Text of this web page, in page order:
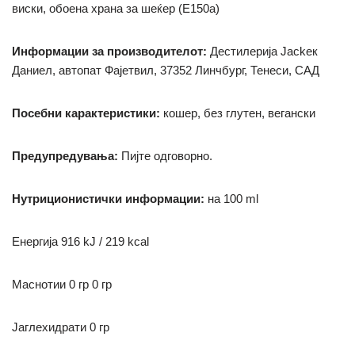
виски, обоена храна за шеќер (E150a)
Информации за производителот: Дестилерија Jackек
Даниел, автопат Фајетвил, 37352 Линчбург, Тенеси, САД
Посебни карактеристики: кошер, без глутен, вегански
Предупредувања: Пијте одговорно.
Нутриционистички информации: на 100 ml
Енергија 916 kJ / 219 kcal
Маснотии 0 гр 0 гр
Јаглехидрати 0 гр